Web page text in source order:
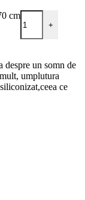
cm
+
despre un somn de
umplutura
ce